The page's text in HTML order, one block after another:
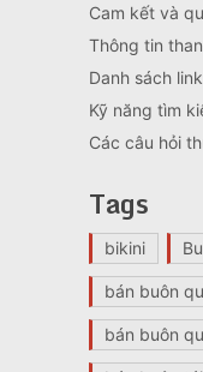
Cam kết và
Thông tin
Danh sách
Kỹ năng tìm
Các câu hỏi
Tags
bikini
bán buôn
bán buôn